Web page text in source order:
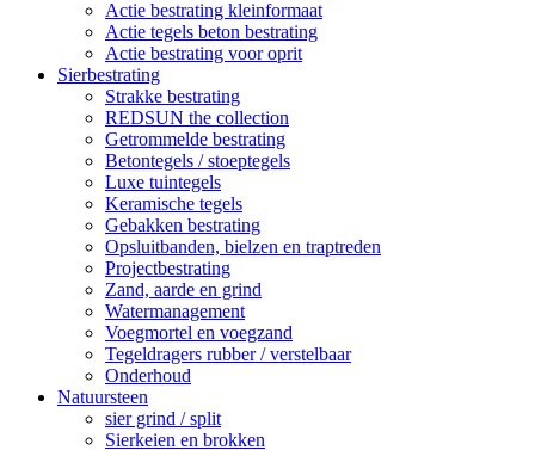
Actie bestrating kleinformaat
Actie tegels beton bestrating
Actie bestrating voor oprit
Sierbestrating
Strakke bestrating
REDSUN the collection
Getrommelde bestrating
Betontegels / stoeptegels
Luxe tuintegels
Keramische tegels
Gebakken bestrating
Opsluitbanden, bielzen en traptreden
Projectbestrating
Zand, aarde en grind
Watermanagement
Voegmortel en voegzand
Tegeldragers rubber / verstelbaar
Onderhoud
Natuursteen
sier grind / split
Sierkeien en brokken